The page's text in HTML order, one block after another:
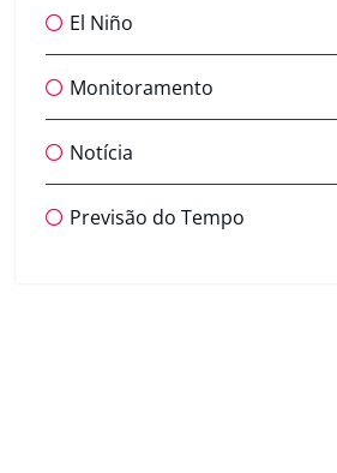
El Niño
Monitoramento
Notícia
Previsão do Tempo